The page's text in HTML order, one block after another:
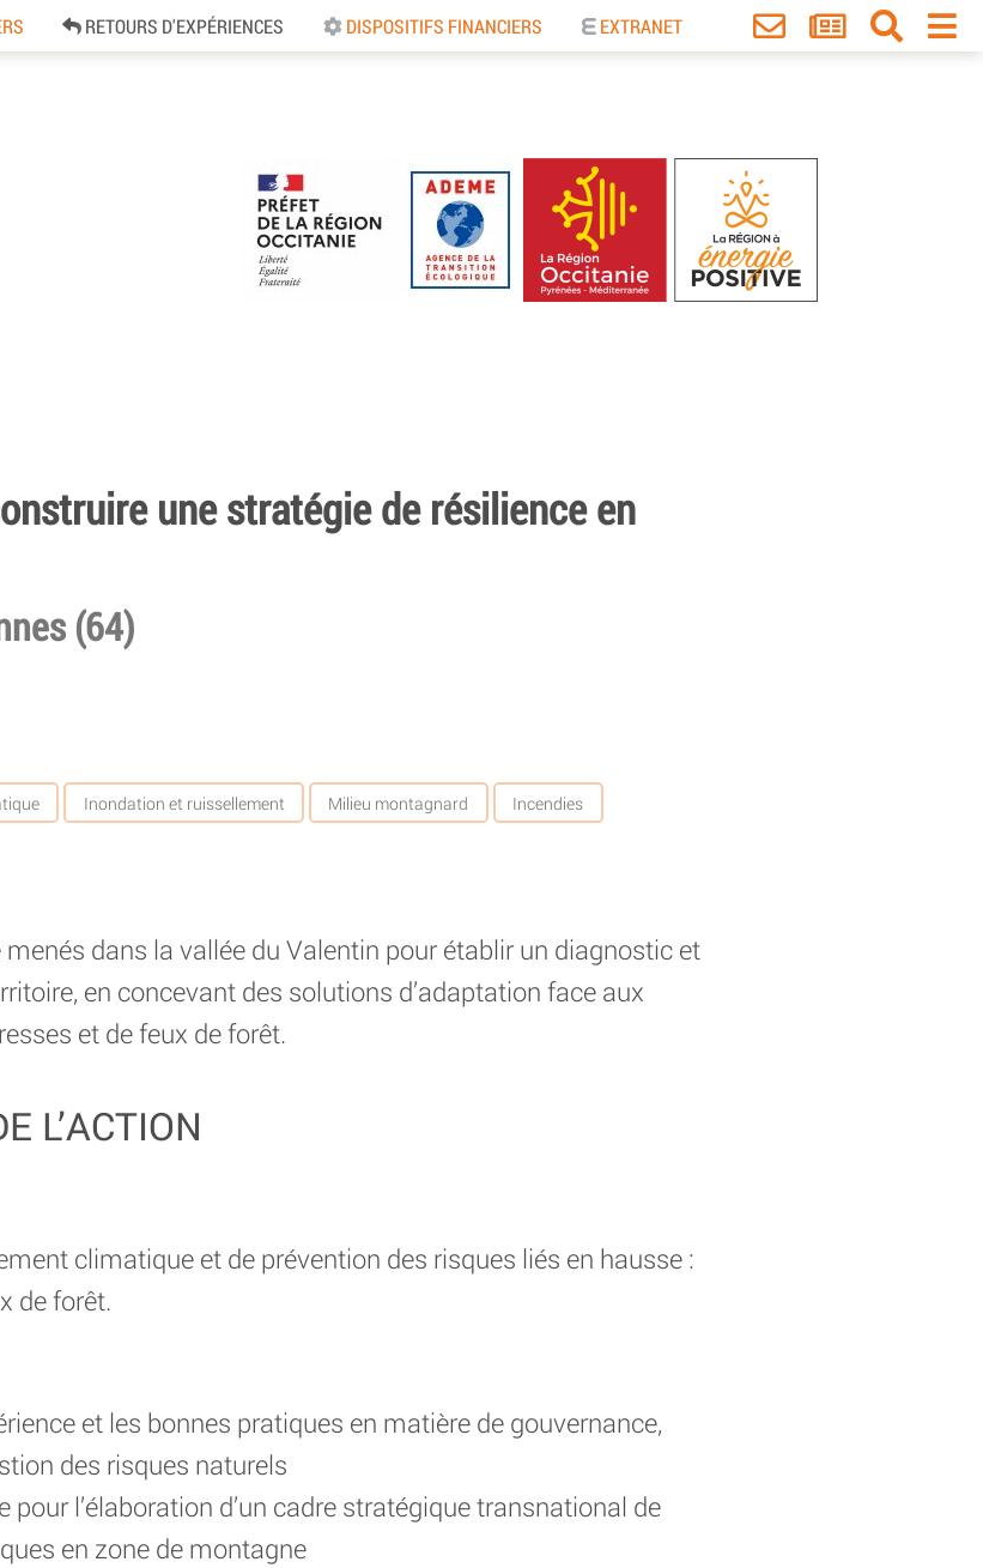
RETOURS D'EXPÉRIENCES DISPOSITIFS FINANCIERS EXTRANET
une stratégie de résilience en
(64)
Inondation et ruissellement Milieu montagnard Incendies
dans la vallée du Valentin pour établir un diagnostic et
en concevant des solutions d’adaptation face aux
et de feux de forêt.
L’ACTION
climatique et de prévention des risques liés en hausse :
de forêt.
et les bonnes pratiques en matière de gouvernance,
des risques naturels
l’élaboration d’un cadre stratégique transnational de
en zone de montagne